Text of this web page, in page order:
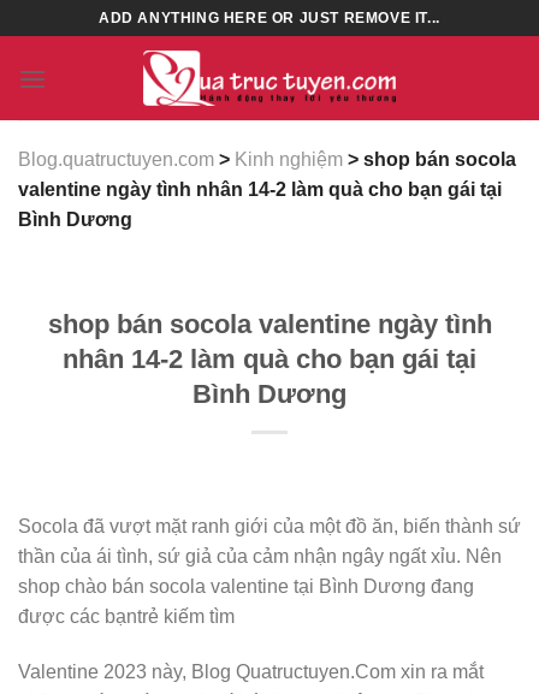
content
ADD ANYTHING HERE OR JUST REMOVE IT...
Blog.quatructuyen.com > Kinh nghiệm > shop bán socola
valentine ngày tình nhân 14-2 làm quà cho bạn gái tại
Bình Dương
shop bán socola valentine ngày tình
nhân 14-2 làm quà cho bạn gái tại
Bình Dương
Socola đã vượt mặt ranh giới của một đồ ăn, biến thành sứ
thần của ái tình, sứ giả của cảm nhận ngây ngất xỉu. Nên
shop chào bán socola valentine tại Bình Dương đang
được các bạntrẻ kiếm tìm
Valentine 2023 này, Blog Quatructuyen.Com xin ra mắt